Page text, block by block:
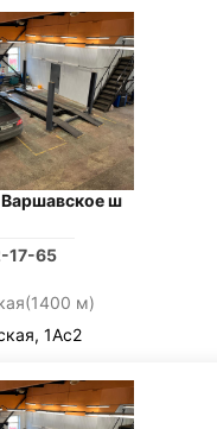
ш
17-65
(1400 м)
1Ас2